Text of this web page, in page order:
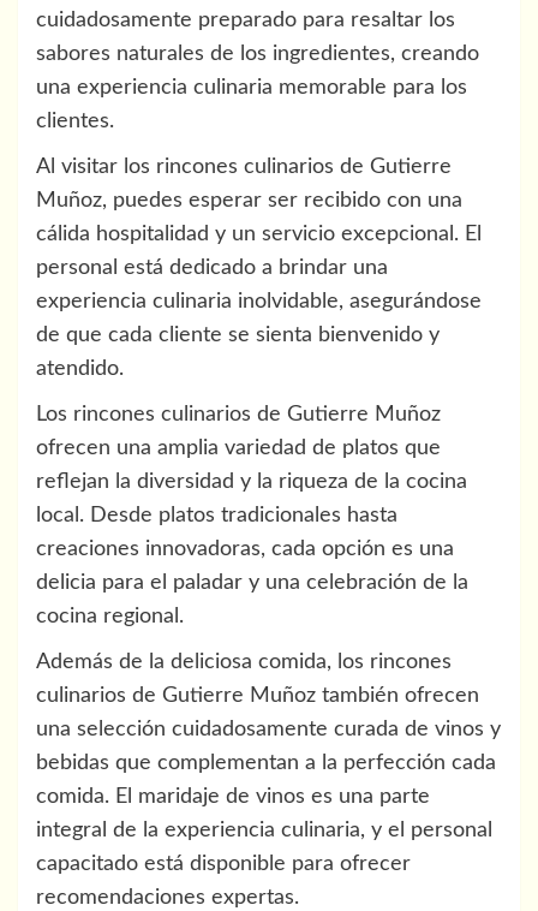
cuidadosamente preparado para resaltar los
sabores naturales de los ingredientes, creando
una experiencia culinaria memorable para los
clientes.
Al visitar los rincones culinarios de Gutierre
Muñoz, puedes esperar ser recibido con una
cálida hospitalidad y un servicio excepcional. El
personal está dedicado a brindar una
experiencia culinaria inolvidable, asegurándose
de que cada cliente se sienta bienvenido y
atendido.
Los rincones culinarios de Gutierre Muñoz
ofrecen una amplia variedad de platos que
reflejan la diversidad y la riqueza de la cocina
local. Desde platos tradicionales hasta
creaciones innovadoras, cada opción es una
delicia para el paladar y una celebración de la
cocina regional.
Además de la deliciosa comida, los rincones
culinarios de Gutierre Muñoz también ofrecen
una selección cuidadosamente curada de vinos y
bebidas que complementan a la perfección cada
comida. El maridaje de vinos es una parte
integral de la experiencia culinaria, y el personal
capacitado está disponible para ofrecer
recomendaciones expertas.